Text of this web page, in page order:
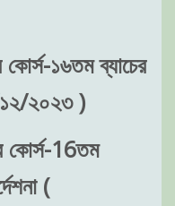
১৬তম ব্যাচের
১২/২০২৩ )
কোর্স-16তম
(